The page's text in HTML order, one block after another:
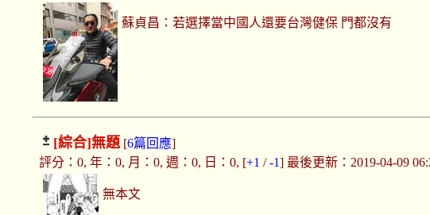
蘇貞昌：若選擇當中國人還要台灣健保 門都沒有
[綜合]無題 [6篇回應]
評分：0, 年：0, 月：0, 週：0, 日：0, [+1 /-1] 最後更新：2019-04-09
無本文